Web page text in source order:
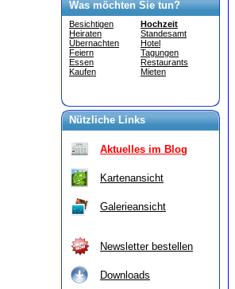
Was möchten Sie tun?
Besichtigen
Heiraten
Übernachten
Feiern
Essen
Kaufen
Hochzeit
Standesamt
Hotel
Tagungen
Restaurants
Mieten
Nützliche Links
Aktuelles im Blog
Kartenansicht
Galerieansicht
Newsletter bestellen
Downloads